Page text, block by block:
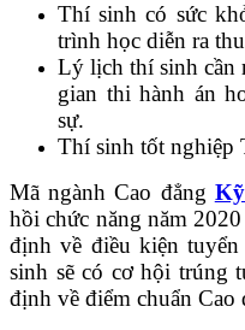
Thí sinh có sức
trình học diễn ra
Lý lịch thí sinh cần
gian thi hành án
sự.
Thí sinh tốt
Mã ngành Cao đẳng
hồi chức năng năm
định về điều kiện
sinh sẽ có cơ hội trúng
định về điểm chuẩn Cao